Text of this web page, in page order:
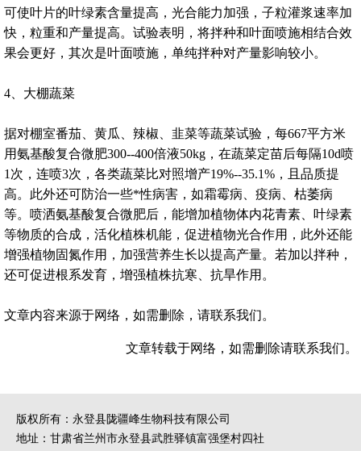
可使叶片的叶绿素含量提高，光合能力加强，子粒灌浆速率加
快，粒重和产量提高。试验表明，将拌种和叶面喷施相结合效
果会更好，其次是叶面喷施，单纯拌种对产量影响较小。
4、大棚蔬菜
据对棚室番茄、黄瓜、辣椒、韭菜等蔬菜试验，每667平方米
用氨基酸复合微肥300--400倍液50kg，在蔬菜定苗后每隔10d喷
1次，连喷3次，各类蔬菜比对照增产19%--35.1%，且品质提
高。此外还可防治一些*性病害，如霜霉病、疫病、枯萎病
等。喷洒氨基酸复合微肥后，能增加植物体内花青素、叶绿素
等物质的合成，活化植株机能，促进植物光合作用，此外还能
增强植物固氮作用，加强营养生长以提高产量。若加以拌种，
还可促进根系发育，增强植株抗寒、抗旱作用。
文章内容来源于网络，如需删除，请联系我们。
文章转载于网络，如需删除请联系我们。
版权所有：永登县陇疆峰生物科技有限公司
地址：甘肃省兰州市永登县武胜驿镇富强堡村四社